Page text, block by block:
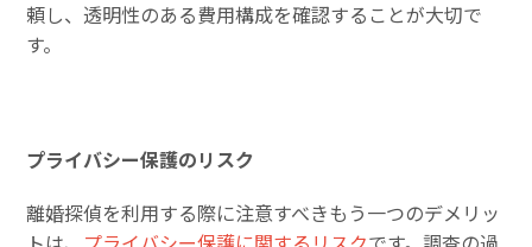
頼し、透明性のある費用構成を確認することが大切で
す。
プライバシー保護のリスク
離婚探偵を利用する際に注意すべきもう一つのデメリッ